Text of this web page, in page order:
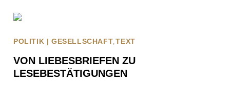
POLITIK | GESELLSCHAFT TEXT
VON LIEBESBRIEFEN ZU
LESEBESTÄTIGUNGEN